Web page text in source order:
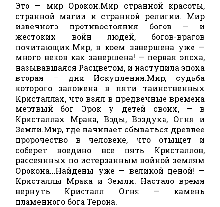
Это — мир Орокон.Мир странной красоты,
странной магии и странной религии. Мир
извечного противостояния богов — и
жестоких войн людей, богов-врагов
почитающих.Мир, в коем завершена уже —
много веков как завершена! — первая эпоха,
называвшаяся Расцветом, и наступила эпоха
вторая — дни Искупления.Мир, судьба
которого заложена в пяти таинственных
Кристаллах, что взял в предвечные времена
мертвый бог Орок у детей своих, — в
Кристаллах Мрака, Воды, Воздуха, Огня и
Земли.Мир, где начинает сбываться древнее
пророчество в человеке, что отыщет и
соберет воедино все пять Кристаллов,
рассеянных по истерзанным войной землям
Орокона...Найдены уже — великой ценой! —
Кристаллы Мрака и Земли. Настало время
вернуть Кристалл Огня — камень
пламенного бога Терона.